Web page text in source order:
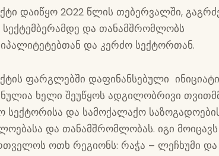
დაიწყო 2022 წლის თებერვალში,
და თანამშრომლობს
და კერძო სექტორთან.
ფარგლებში დაფინანსებული
ხელი შეუწყოს ადგილობრივი
სექტორისა და სამოქალაქო
და თანამშრომლობას. იგი მოიცავს
ოთხ რეგიონს: რაჭა – ლეჩხუმი და